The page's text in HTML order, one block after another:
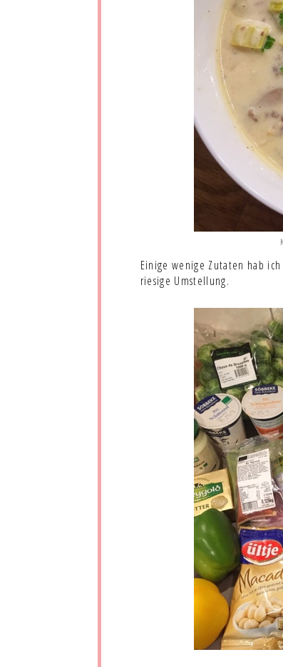
Einige wenige Zutaten hab
riesige Umstellung.